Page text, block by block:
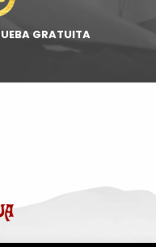
GRATUITA